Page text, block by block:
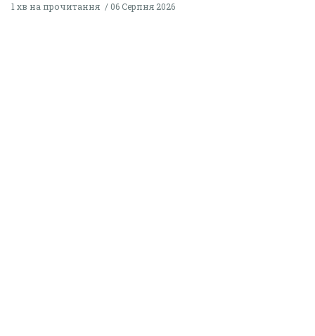
1 хв на прочитання 06 Серпня 2026